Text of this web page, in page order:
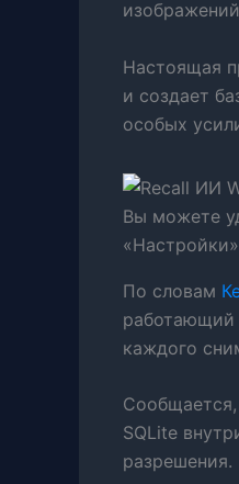
Настоящая
и создает
особых
Вы можете
По словам
работающий
каждого
Сообщается,
SQLite
разрешения.